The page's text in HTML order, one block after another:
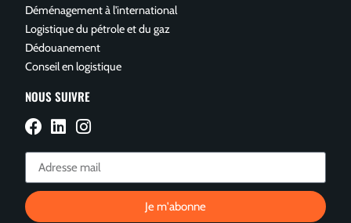
Déménagement à l'international
Logistique du pétrole et du gaz
Dédouanement
Conseil en logistique
NOUS SUIVRE
Je m'abonne